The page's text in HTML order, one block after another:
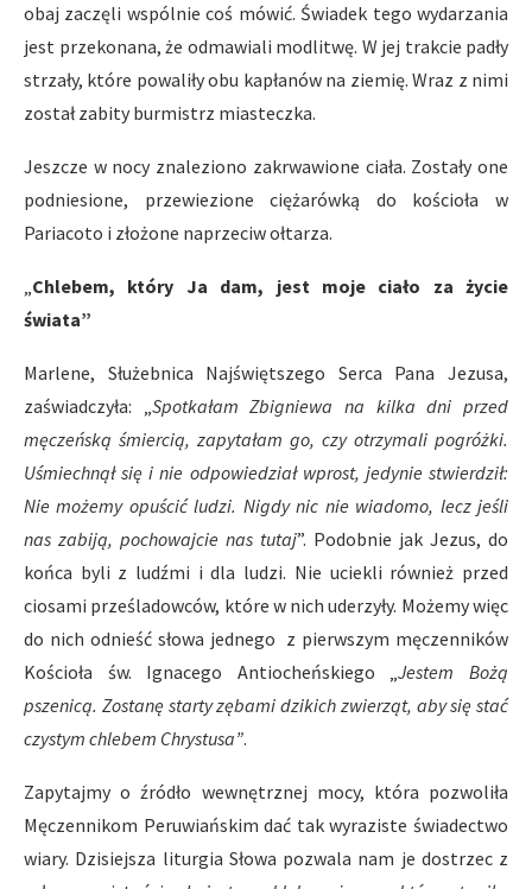
obaj zaczęli wspólnie coś mówić. Świadek tego wydarzania
jest przekonana, że odmawiali modlitwę. W jej trakcie padły
strzały, które powaliły obu kapłanów na ziemię. Wraz z nimi
został zabity burmistrz miasteczka.
Jeszcze w nocy znaleziono zakrwawione ciała. Zostały one
podniesione, przewiezione ciężarówką do kościoła w
Pariacoto i złożone naprzeciw ołtarza.
„Chlebem, który Ja dam, jest moje ciało za życie
świata”
Marlene, Służebnica Najświętszego Serca Pana Jezusa,
zaświadczyła: „Spotkałam Zbigniewa na kilka dni przed
męczeńską śmiercią, zapytałam go, czy otrzymali pogróżki.
Uśmiechnął się i nie odpowiedział wprost, jedynie stwierdził:
Nie możemy opuścić ludzi. Nigdy nic nie wiadomo, lecz jeśli
nas zabiją, pochowajcie nas tutaj”. Podobnie jak Jezus, do
końca byli z ludźmi i dla ludzi. Nie uciekli również przed
ciosami prześladowców, które w nich uderzyły. Możemy więc
do nich odnieść słowa jednego z pierwszym męczenników
Kościoła św. Ignacego Antiocheńskiego „Jestem Bożą
pszenicą. Zostanę starty zębami dzikich zwierząt, aby się stać
czystym chlebem Chrystusa”.
Zapytajmy o źródło wewnętrznej mocy, która pozwoliła
Męczennikom Peruwiańskim dać tak wyraziste świadectwo
wiary. Dzisiejsza liturgia Słowa pozwala nam je dostrzec z